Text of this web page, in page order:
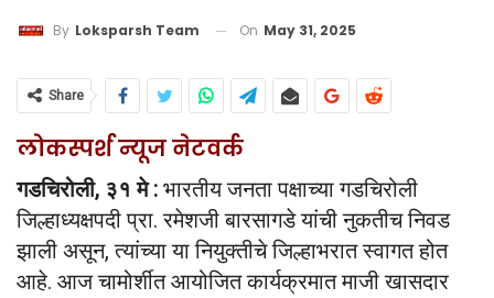
By Loksparsh Team On May 31, 2025
Share
लोकस्पर्श न्यूज नेटवर्क
गडचिरोली, ३१ मे : भारतीय जनता पक्षाच्या गडचिरोली
जिल्हाध्यक्षपदी प्रा. रमेशजी बारसागडे यांची नुकतीच निवड
झाली असून, त्यांच्या या नियुक्तीचे जिल्हाभरात स्वागत होत
आहे. आज चामोर्शीत आयोजित कार्यक्रमात माजी खासदार